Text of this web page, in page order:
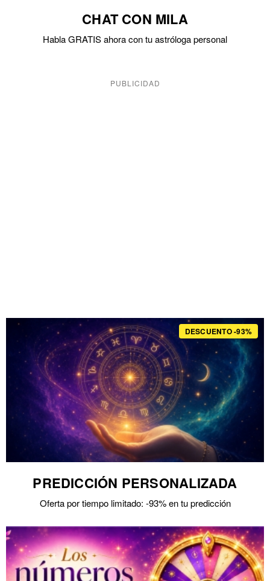
CHAT CON MILA
Habla GRATIS ahora con tu astróloga personal
DESCUENTO -93%
PREDICCIÓN PERSONALIZADA
Oferta por tiempo limitado: -93% en tu predicción